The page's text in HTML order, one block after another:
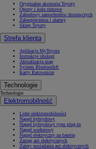
Oryginalne akcesoria Toyoty
Opony i koła zimowe
Zabudowy samochodów dostawczych
Zabezpieczenia i alarmy
Sklep Toyoty
Strefa klienta
Aplikacja MyToyota
Instrukcje obsługi
Aktualizacja map
System Bluetooth®
Karty Ratownicze
Technologie
Technologie
Elektromobilność
Lider elektromobilności
Napęd hybrydowy
Napęd hybrydowy typu plug-in
Napęd wodorowy
Napęd elektryczny na baterię
Zasięg aut elektrycznych
Zalety posiadania aut elektrycznych